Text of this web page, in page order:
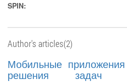
SPIN:
Author's articles(2)
Мобильные
решения задач